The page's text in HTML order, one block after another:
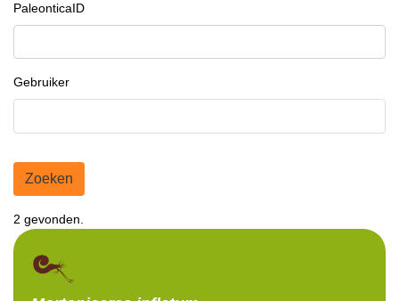
PaleonticaID
Gebruiker
Zoeken
2 gevonden.